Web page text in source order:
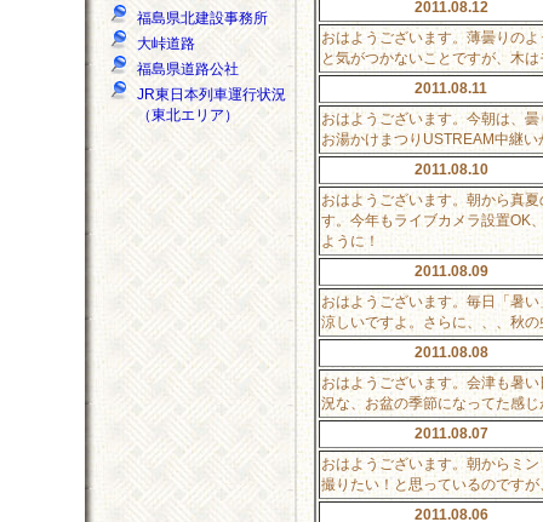
福島県北建設事務所
大峠道路
福島県道路公社
JR東日本列車運行状況
（東北エリア）
2011.08.12
おはようございます。薄曇りの
と気がつかないことですが、木
2011.08.11
おはようございます。今朝は、
お湯かけまつりUSTREAM中継
2011.08.10
おはようございます。朝から真
す。今年もライブカメラ設置OK
ように！
2011.08.09
おはようございます。毎日「暑
涼しいですよ。さらに、、、秋
2011.08.08
おはようございます。会津も暑
況な、お盆の季節になってた感
2011.08.07
おはようございます。朝からミ
撮りたい！と思っているのです
2011.08.06